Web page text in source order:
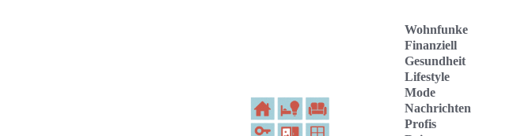
Wohnfunke
Finanziell
Gesundheit
Lifestyle
Mode
Nachrichten
Profis